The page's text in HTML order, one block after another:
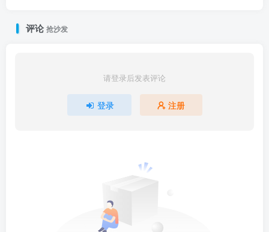
评论抢沙发
请登录后发表评论
登录 注册